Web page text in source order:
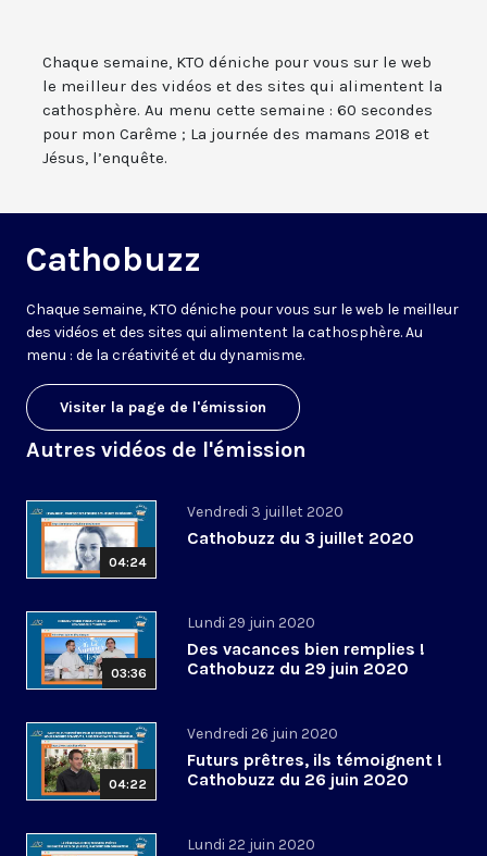
Chaque semaine, KTO déniche pour vous sur le web
le meilleur des vidéos et des sites qui alimentent la
cathosphère. Au menu cette semaine : 60 secondes
pour mon Carême ; La journée des mamans 2018 et
Jésus, l’enquête.
Cathobuzz
Chaque semaine, KTO déniche pour vous sur le web le meilleur
des vidéos et des sites qui alimentent la cathosphère. Au
menu : de la créativité et du dynamisme.
Visiter la page de l'émission
Autres vidéos de l'émission
04:24
Vendredi 3 juillet 2020
Cathobuzz du 3 juillet 2020
03:36
Lundi 29 juin 2020
Des vacances bien remplies !
Cathobuzz du 29 juin 2020
04:22
Vendredi 26 juin 2020
Futurs prêtres, ils témoignent !
Cathobuzz du 26 juin 2020
Lundi 22 juin 2020